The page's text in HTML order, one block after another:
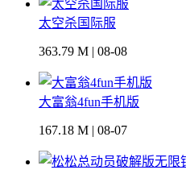
太空杀国际服
363.79 M | 08-08
大富翁4fun手机版
167.18 M | 08-07